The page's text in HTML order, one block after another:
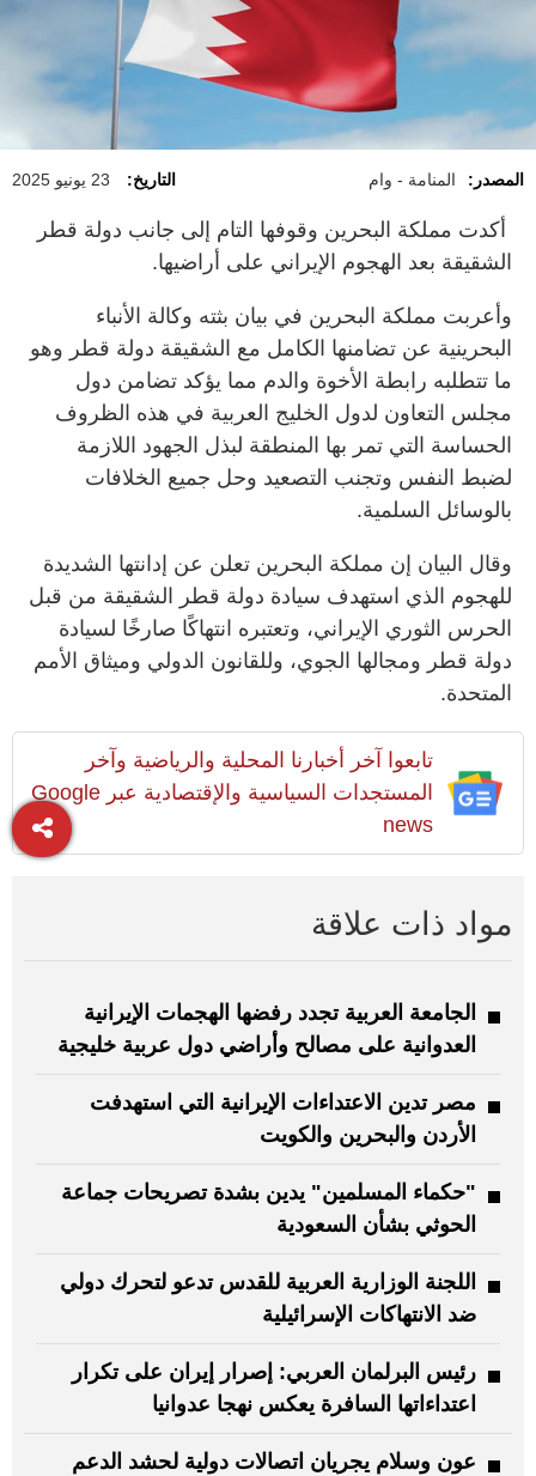
المصدر: المنامة - وام التاريخ: 23 يونيو 2025
أكدت مملكة البحرين وقوفها التام إلى جانب دولة قطر
الشقيقة بعد الهجوم الإيراني على أراضيها.
وأعربت مملكة البحرين في بيان بثته وكالة الأنباء
البحرينية عن تضامنها الكامل مع الشقيقة دولة قطر وهو
ما تتطلبه رابطة الأخوة والدم مما يؤكد تضامن دول
مجلس التعاون لدول الخليج العربية في هذه الظروف
الحساسة التي تمر بها المنطقة لبذل الجهود اللازمة
لضبط النفس وتجنب التصعيد وحل جميع الخلافات
بالوسائل السلمية.
وقال البيان إن مملكة البحرين تعلن عن إدانتها الشديدة
للهجوم الذي استهدف سيادة دولة قطر الشقيقة من قبل
الحرس الثوري الإيراني، وتعتبره انتهاكًا صارخًا لسيادة
دولة قطر ومجالها الجوي، وللقانون الدولي وميثاق الأمم
المتحدة.
تابعوا آخر أخبارنا المحلية والرياضية وآخر
المستجدات السياسية والإقتصادية عبر Google
news
مواد ذات علاقة
الجامعة العربية تجدد رفضها الهجمات الإيرانية
العدوانية على مصالح وأراضي دول عربية خليجية
مصر تدين الاعتداءات الإيرانية التي استهدفت
الأردن والبحرين والكويت
"حكماء المسلمين" يدين بشدة تصريحات جماعة
الحوثي بشأن السعودية
اللجنة الوزارية العربية للقدس تدعو لتحرك دولي
ضد الانتهاكات الإسرائيلية
رئيس البرلمان العربي: إصرار إيران على تكرار
اعتداءاتها السافرة يعكس نهجا عدوانيا
عون وسلام يجريان اتصالات دولية لحشد الدعم